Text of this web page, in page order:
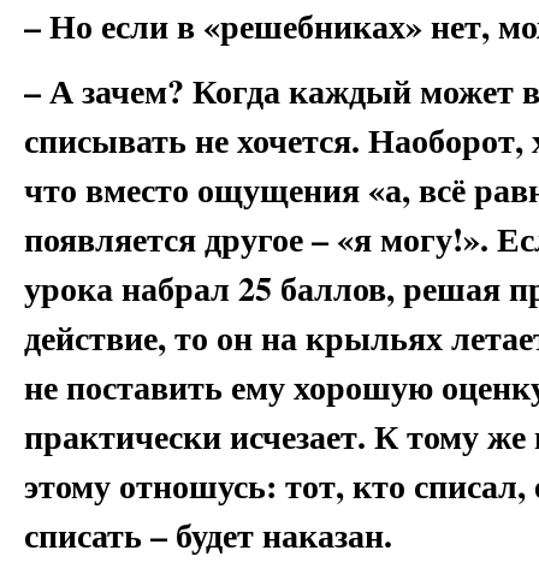
– Но если в «решебниках» нет,
– А зачем? Когда каждый может
списывать не хочется.
что вместо ощущения «а, всё
появляется другое – «я могу!».
урока набрал 25 баллов, решая
действие, то он на крыльях
не поставить ему хорошую
практически исчезает. К тому
этому отношусь: тот, кто
списать – будет наказан.